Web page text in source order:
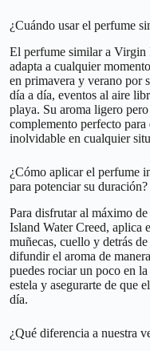
¿Cuándo usar el perfume
El perfume similar a Virgin
adapta a cualquier
en primavera y verano por
día a día, eventos al aire
playa. Su aroma ligero
complemento perfecto para
inolvidable en cualquier
¿Cómo aplicar el perfume
para potenciar su duración?
Para disfrutar al máximo
Island Water Creed, aplica
muñecas, cuello y detrás
difundir el aroma de
puedes rociar un poco en
estela y asegurarte de que
día.
¿Qué diferencia a nuestra